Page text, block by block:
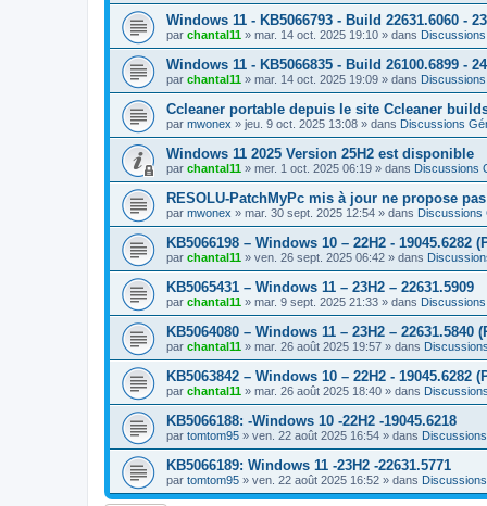
Windows 11 - KB5066793 - Build 22631.6060 -
par chantal11 » mar. 14 oct. 2025 19:10 » dans
Windows 11 - KB5066835 - Build 26100.6899 -
par chantal11 » mar. 14 oct. 2025 19:09 » dans
Ccleaner portable depuis le site Ccleaner
par mwonex » jeu. 9 oct. 2025 13:08 » dans Discussions
Windows 11 2025 Version 25H2 est disponible
par chantal11 » mer. 1 oct. 2025 06:19 » dans Discussions
RESOLU-PatchMyPc mis à jour ne propose
par mwonex » mar. 30 sept. 2025 12:54 » dans Discussions
KB5066198 – Windows 10 – 22H2 - 19045.6282
par chantal11 » ven. 26 sept. 2025 06:42 » dans
KB5065431 – Windows 11 – 23H2 – 22631.5909
par chantal11 » mar. 9 sept. 2025 21:33 » dans
KB5064080 – Windows 11 – 23H2 – 22631.5840
par chantal11 » mar. 26 août 2025 19:57 » dans
KB5063842 – Windows 10 – 22H2 - 19045.6282
par chantal11 » mar. 26 août 2025 18:40 » dans
KB5066188: -Windows 10 -22H2 -19045.6218
par tomtom95 » ven. 22 août 2025 16:54 » dans
KB5066189: Windows 11 -23H2 -22631.5771
par tomtom95 » ven. 22 août 2025 16:52 » dans